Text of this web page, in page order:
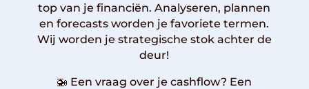
top van je financiën. Analyseren, plannen
en forecasts worden je favoriete termen.
Wij worden je strategische stok achter de
deur!
🚁 Een vraag over je cashflow? Een